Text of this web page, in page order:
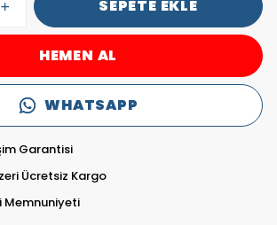
SEPETE EKLE
HEMEN AL
WHATSAPP
Garantisi
Ücretsiz Kargo
Memnuniyeti